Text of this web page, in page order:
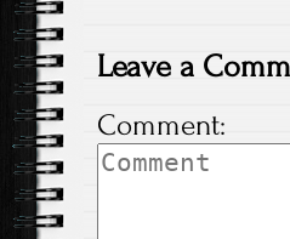
Leave a
Comment: